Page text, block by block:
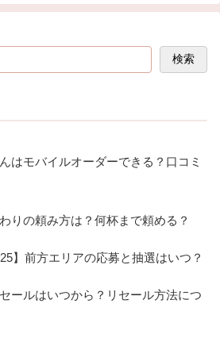
検索
はモバイルオーダーできる？口コミ
りの頼み方は？何杯まで頼める？
】前方エリアの応募と抽選はいつ？
ールはいつから？リセール方法につ